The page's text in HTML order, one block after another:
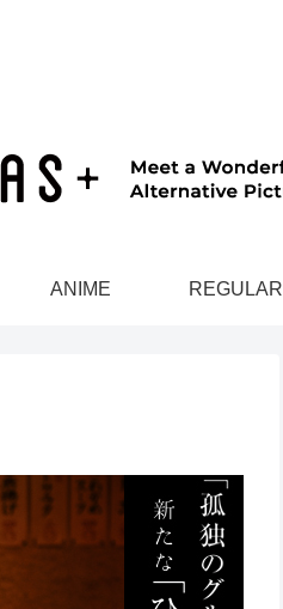
ANIME REGULAR